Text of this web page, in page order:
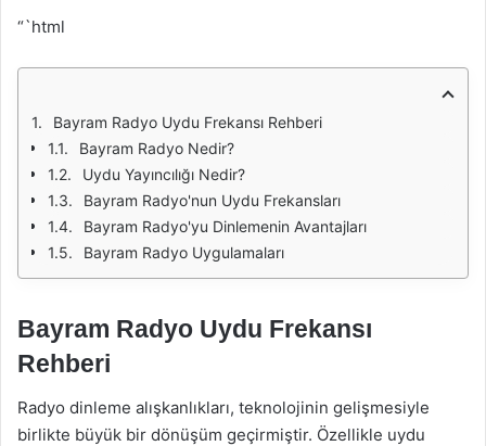
“`html
Bayram Radyo Uydu Frekansı Rehberi
Bayram Radyo Nedir?
Uydu Yayıncılığı Nedir?
Bayram Radyo'nun Uydu Frekansları
Bayram Radyo'yu Dinlemenin Avantajları
Bayram Radyo Uygulamaları
Bayram Radyo Uydu Frekansı
Rehberi
Radyo dinleme alışkanlıkları, teknolojinin gelişmesiyle
birlikte büyük bir dönüşüm geçirmiştir. Özellikle uydu